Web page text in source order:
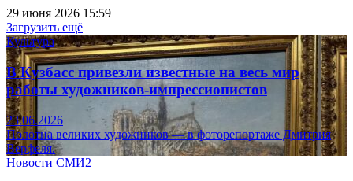
29 июня 2026 15:59
Загрузить ещё
Культура
В Кузбасс привезли известные на весь мир
работы художников-импрессионистов
23.06.2026
Полотна великих художников — в фоторепортаже Дмитрия
Верфеля.
Новости СМИ2